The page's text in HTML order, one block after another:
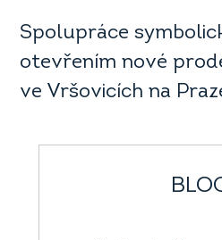
Spolupráce
otevřením nové
ve Vršovicích na